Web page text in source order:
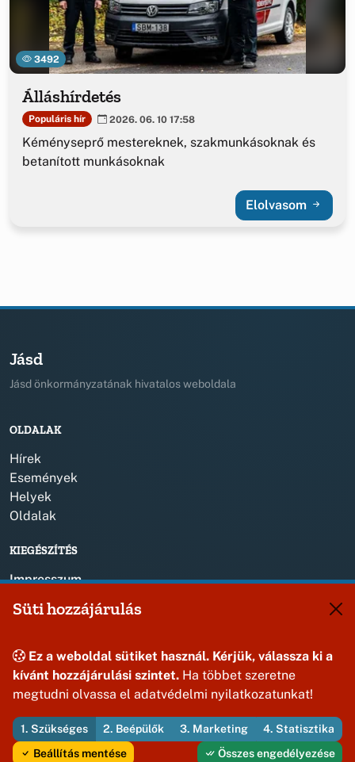
3492
Álláshírdetés
Populáris hír 2026. 06. 10 17:58
Kéményseprő mestereknek, szakmunkásoknak és
betanított munkásoknak
Elolvasom
Jásd
Jásd önkormányzatának hivatalos weboldala
OLDALAK
Hírek
Események
Helyek
Oldalak
KIEGÉSZÍTÉS
Impresszum
KAPCSOLAT
jasdonk@jasd.hu
8424 Jásd, Dózsa Gy. út 1.
© 2026 Jásd Község Önkormányzata — Minden jog fenntartva
Süti hozzájárulás
Ez a weboldal sütiket használ. Kérjük, válassza ki a
kívánt hozzájárulási szintet. Ha többet szeretne
megtudni olvassa el adatvédelmi nyilatkozatunkat!
1. Szükséges 2. Beépülők 3. Marketing
4. Statisztika
Beállítás mentése
Összes engedélyezése